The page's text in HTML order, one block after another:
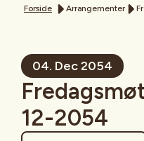
Forside Arrangementer
04. Dec 2054
12-2054